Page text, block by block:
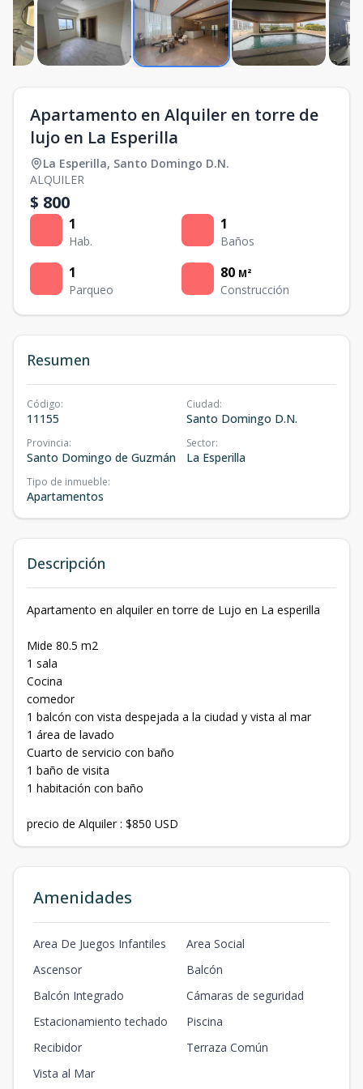
Apartamento en Alquiler en torre de
lujo en La Esperilla
La Esperilla, Santo Domingo D.N.
ALQUILER
$ 800
1
Hab.
1
Baños
1
Parqueo
80 M²
Construcción
Resumen
Código:
11155
Ciudad:
Santo Domingo D.N.
Provincia:
Santo Domingo de Guzmán
Sector:
La Esperilla
Tipo de inmueble:
Apartamentos
Descripción
Apartamento en alquiler en torre de Lujo en La esperilla
Mide 80.5 m2
1 sala
Cocina
comedor
1 balcón con vista despejada a la ciudad y vista al mar
1 área de lavado
Cuarto de servicio con baño
1 baño de visita
1 habitación con baño
precio de Alquiler : $850 USD
Amenidades
Area De Juegos Infantiles
Area Social
Ascensor
Balcón
Balcón Integrado
Cámaras de seguridad
Estacionamiento techado
Piscina
Recibidor
Terraza Común
Vista al Mar